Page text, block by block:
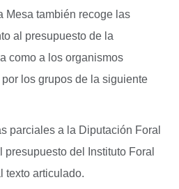
Mesa también recoge las
al presupuesto de la
como a los organismos
los grupos de la siguiente
parciales a la Diputación Foral
del Instituto Foral
texto articulado.